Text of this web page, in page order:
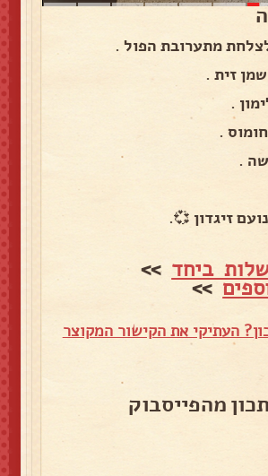
מתערובת הפול .
זית .
.
.
.
זיגדון 💞.
ביחד >>
>>
העתיקי את הקישור המקוצר
מהפייסבוק